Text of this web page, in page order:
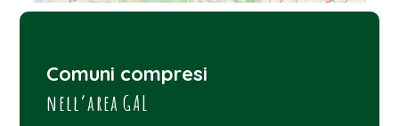
Comuni compresi
nell’area GAL